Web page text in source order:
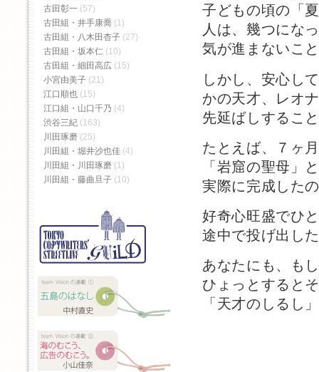
子どもの頃の「
人は、幾つにな
気が進まないこ
しかし、安心し
かの天才、レオ
先延ばしするこ
たとえば、７ヶ
「岩窟の聖母」
実際に完成した
好奇心旺盛でひ
途中で投げ出し
あなたにも、も
ひょっとすると
「天才のしるし
古田彰一 (57)
古田組・井手康喬 (1)
古田組・八木田杏子 (27)
古田組・坂本仁 (10)
古田組・細田高広 (15)
小宮由美子 (21)
江口順也 (15)
江口組・山口千乃 (4)
渋谷三紀 (163)
川田琢磨 (25)
川田組・堀井沙也佳 (4)
川田組・川田琢磨 (1)
川田組・藤曲旦子 (10)